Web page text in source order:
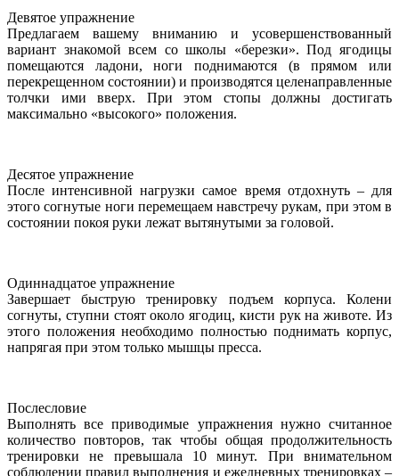
Девятое упражнение
Предлагаем вашему вниманию и усовершенствованный
вариант знакомой всем со школы «березки». Под ягодицы
помещаются ладони, ноги поднимаются (в прямом или
перекрещенном состоянии) и производятся целенаправленные
толчки ими вверх. При этом стопы должны достигать
максимально «высокого» положения.
Десятое упражнение
После интенсивной нагрузки самое время отдохнуть – для
этого согнутые ноги перемещаем навстречу рукам, при этом в
состоянии покоя руки лежат вытянутыми за головой.
Одиннадцатое упражнение
Завершает быструю тренировку подъем корпуса. Колени
согнуты, ступни стоят около ягодиц, кисти рук на животе. Из
этого положения необходимо полностью поднимать корпус,
напрягая при этом только мышцы пресса.
Послесловие
Выполнять все приводимые упражнения нужно считанное
количество повторов, так чтобы общая продолжительность
тренировки не превышала 10 минут. При внимательном
соблюдении правил выполнения и ежедневных тренировках –